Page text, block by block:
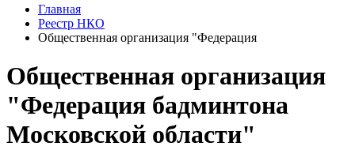
Главная
Реестр НКО
Общественная организация "Федерация
Общественная организация
"Федерация бадминтона
Московской области"